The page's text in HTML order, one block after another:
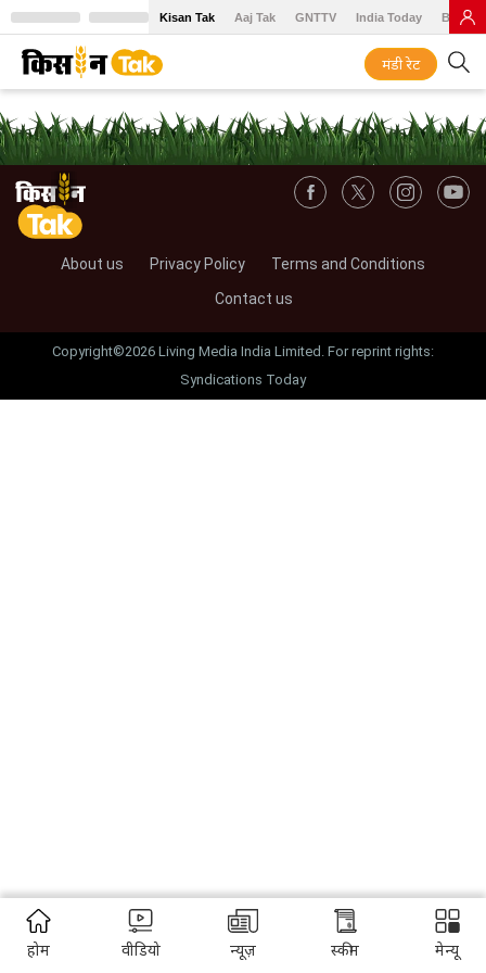
Kisan Tak Aaj Tak GNTTV India Today BT
मंडी रेट
About us Privacy Policy
Terms and Conditions
Contact us
Copyright©2026 Living Media India Limited. For reprint rights:
Syndications Today
होम वीडियो न्यूज़ स्कीम मेन्यू